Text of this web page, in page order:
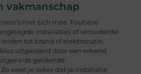
vakmanschap
met zich mee. Foutieve
installaties of verouderde
tot brand of elektrocutie.
uitgevoerd door een erkend
de geldende
weet je zeker dat je installatie